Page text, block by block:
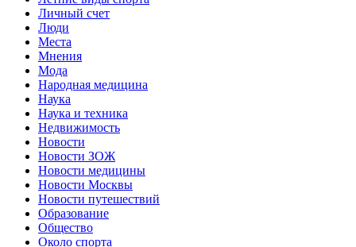
Личный счет
Люди
Места
Мнения
Мода
Народная медицина
Наука
Наука и техника
Недвижимость
Новости
Новости ЗОЖ
Новости медицины
Новости Москвы
Новости путешествий
Образование
Общество
Около спорта